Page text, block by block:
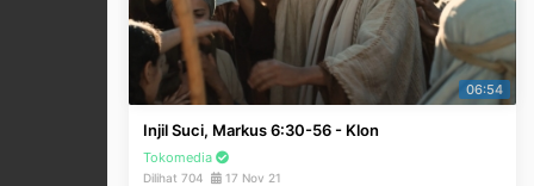
06:54
Injil Suci, Markus 6:30-56 - Klon
Tokomedia
Dilihat 704 17 Nov 21